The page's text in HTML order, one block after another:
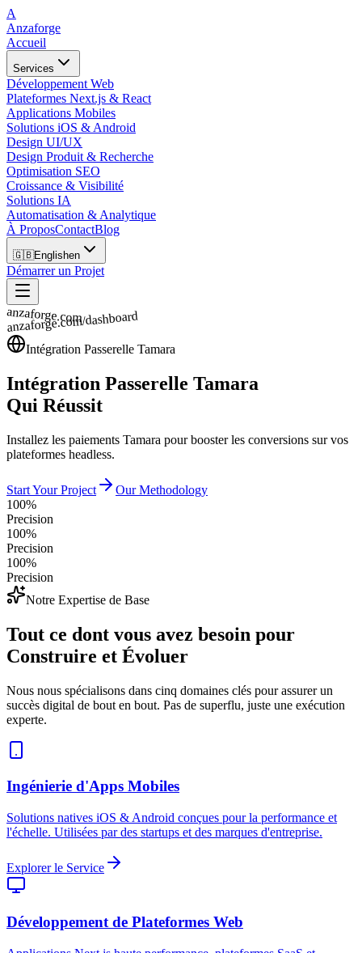
A
Anzaforge
Accueil
Services
Développement Web
Plateformes Next.js & React
Applications Mobiles
Solutions iOS & Android
Design UI/UX
Design Produit & Recherche
Optimisation SEO
Croissance & Visibilité
Solutions IA
Automatisation & Analytique
À ProposContactBlog
🇬🇧Englishen
Démarrer un Projet
anzaforge.com/dashboard
anzaforge.com
Intégration Passerelle Tamara
Intégration Passerelle Tamara
Qui Réussit
Installez les paiements Tamara pour booster les conversions sur vos
plateformes headless.
Start Your Project
Our Methodology
100%
Precision
100%
Precision
100%
Precision
Notre Expertise de Base
Tout ce dont vous avez besoin pour
Construire et Évoluer
Nous nous spécialisons dans cinq domaines clés pour assurer un
succès digital de bout en bout. Pas de superflu, juste une exécution
experte.
Ingénierie d'Apps Mobiles
Solutions natives iOS & Android conçues pour la performance et
l'échelle. Utilisées par des startups et des marques d'entreprise.
Explorer le Service
Développement de Plateformes Web